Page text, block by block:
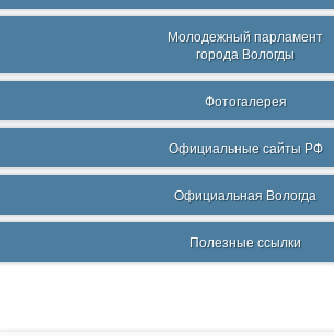
Молодежный парламент
города Вологды
Фотогалерея
Официальные сайты РФ
Официальная Вологда
Полезные ссылки